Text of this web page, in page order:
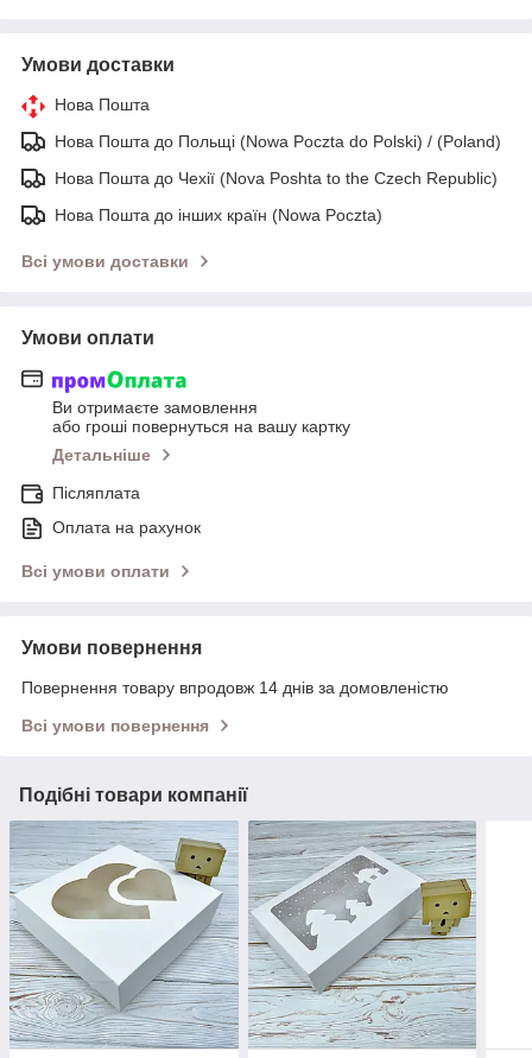
Умови доставки
Нова Пошта
Нова Пошта до Польщі (Nowa Poczta do Polski) / (Poland)
Нова Пошта до Чехії (Nova Poshta to the Czech Republic)
Нова Пошта до інших країн (Nowa Poczta)
Всі умови доставки
Умови оплати
Ви отримаєте замовлення
або гроші повернуться на вашу картку
Детальніше
Післяплата
Оплата на рахунок
Всі умови оплати
Умови повернення
Повернення товару впродовж 14 днів за домовленістю
Всі умови повернення
Подібні товари компанії